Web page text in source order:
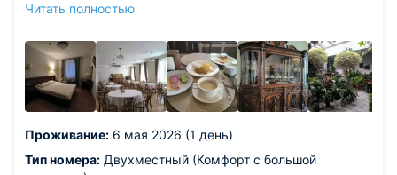
тапочки - выдали:) Зал и завтраки - отдельное
Из недостатков: одна лампочка в светильнике
перегорела, но в целом света везде хватало:)
Читать полностью
Проживание: 6 мая 2026 (1 день)
Тип номера: Двухместный (Комфорт с большой